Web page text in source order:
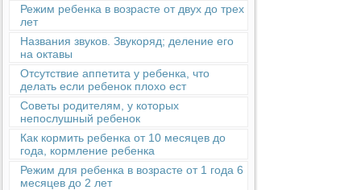
Режим ребенка в возрасте от двух до трех
лет
Названия звуков. Звукоряд; деление его
на октавы
Отсутствие аппетита у ребенка, что
делать если ребенок плохо ест
Советы родителям, у которых
непослушный ребенок
Как кормить ребенка от 10 месяцев до
года, кормление ребенка
Режим для ребенка в возрасте от 1 года 6
месяцев до 2 лет